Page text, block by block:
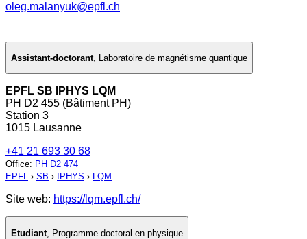
oleg.malanyuk@epfl.ch
Assistant-doctorant, Laboratoire de magnétisme quantique
EPFL SB IPHYS LQM
PH D2 455 (Bâtiment PH)
Station 3
1015 Lausanne
+41 21 693 30 68
Office: PH D2 474
EPFL › SB › IPHYS › LQM
Site web: https://lqm.epfl.ch/
Etudiant Programme doctoral en physique